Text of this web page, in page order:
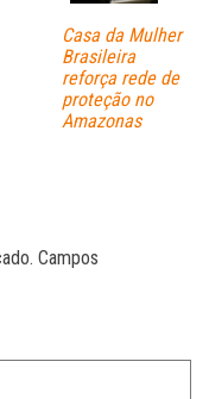
Casa da Mulher
Brasileira
reforça rede de
proteção no
Amazonas
Campos